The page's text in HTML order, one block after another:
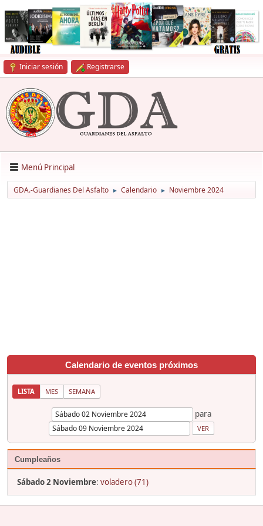
Iniciar sesión Registrarse
Menú Principal
GDA.-Guardianes Del Asfalto ► Calendario ► Noviembre 2024
Calendario de eventos próximos
LISTA MES SEMANA
para
Cumpleaños
Sábado 2 Noviembre: voladero (71)